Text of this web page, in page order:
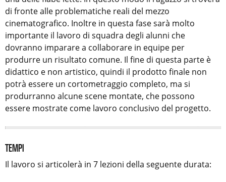
di fronte alle problematiche reali del mezzo
cinematografico. Inoltre in questa fase sarà molto
importante il lavoro di squadra degli alunni che
dovranno imparare a collaborare in equipe per
produrre un risultato comune. Il fine di questa parte è
didattico e non artistico, quindi il prodotto finale non
potrà essere un cortometraggio completo, ma si
produrranno alcune scene montate, che possono
essere mostrate come lavoro conclusivo del progetto.
TEMPI
Il lavoro si articolerà in 7 lezioni della seguente durata: